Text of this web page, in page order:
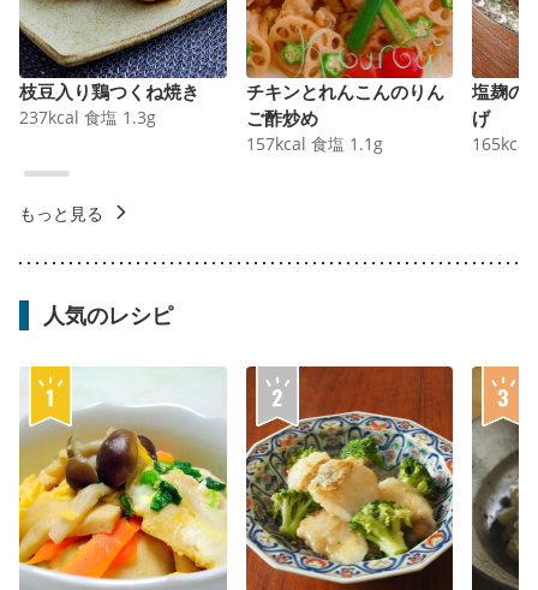
枝豆入り鶏つくね焼き
237kcal 食塩 1.3g
チキンとれんこんのりん
ご酢炒め
157kcal 食塩 1.1 g
塩麹の
げ
165kcal
もっと見る
人気のレシピ